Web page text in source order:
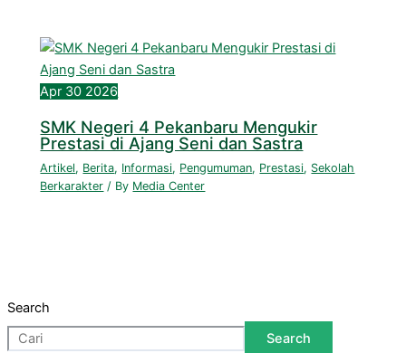
Apr 30 2026
SMK Negeri 4 Pekanbaru Mengukir
Prestasi di Ajang Seni dan Sastra
Artikel, Berita, Informasi, Pengumuman, Prestasi, Sekolah
Berkarakter / By Media Center
Search
Search